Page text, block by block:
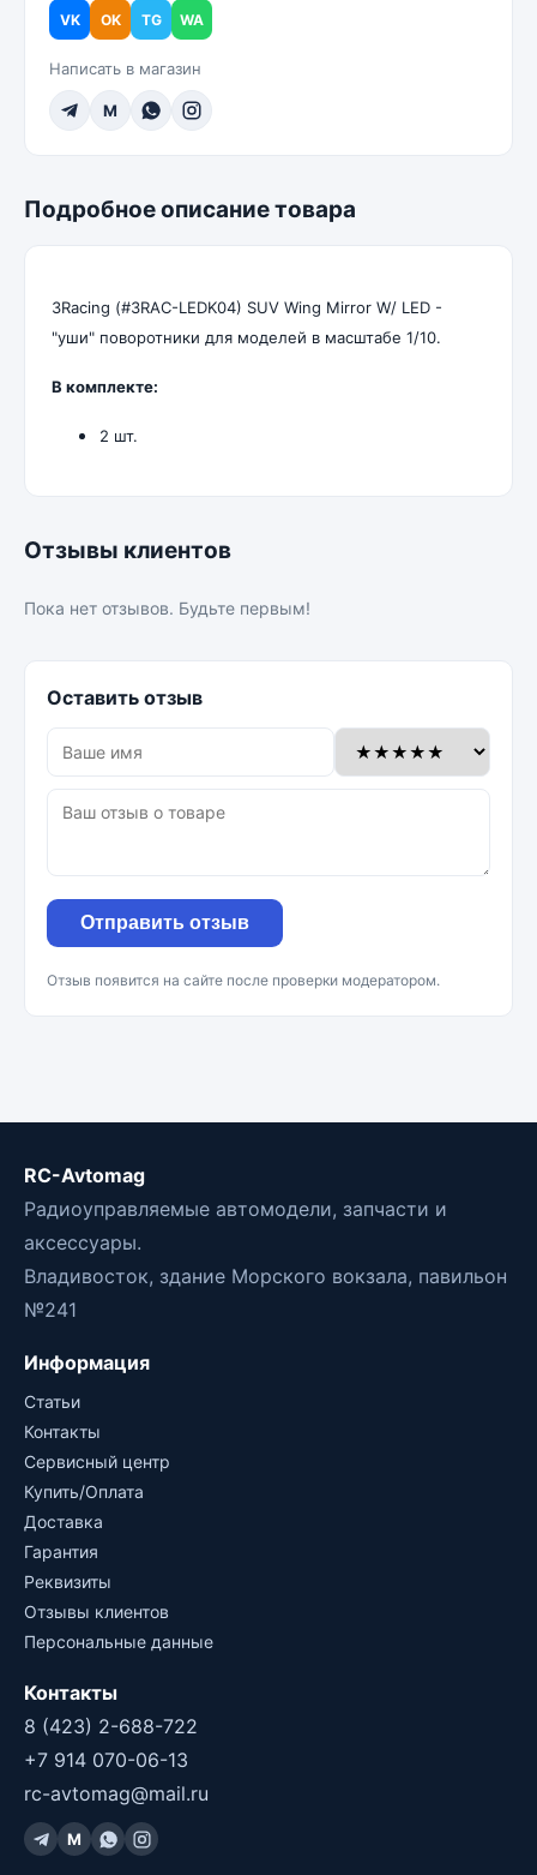
VK OK TG WA
Написать в магазин
M
Подробное описание товара
3Racing (#3RAC-LEDK04) SUV Wing Mirror W/ LED -
"уши" поворотники для моделей в масштабе 1/10.
В комплекте:
2 шт.
Отзывы клиентов
Пока нет отзывов. Будьте первым!
Оставить отзыв
Отправить отзыв
Отзыв появится на сайте после проверки модератором.
RC-Avtomag
Радиоуправляемые автомодели, запчасти и
аксессуары.
Владивосток, здание Морского вокзала, павильон
№241
Информация
Статьи
Контакты
Сервисный центр
Купить/Оплата
Доставка
Гарантия
Реквизиты
Отзывы клиентов
Персональные данные
Контакты
8 (423) 2-688-722
+7 914 070-06-13
rc-avtomag@mail.ru
M